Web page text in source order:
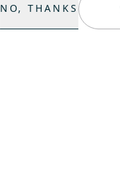
NO, THANKS